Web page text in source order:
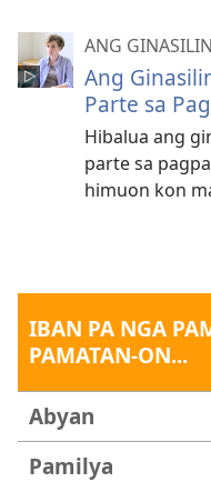
ANG
Ang
Parte sa
Hibalua ang
parte sa
himuon kon
IBAN PA NGA
PAMATAN-ON...
Abyan
Pamilya